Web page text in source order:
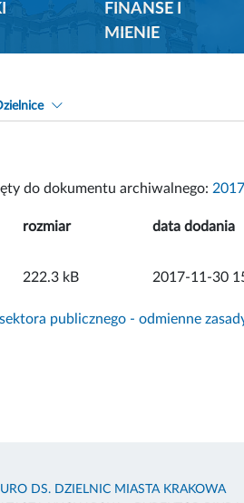
FINANSE I
MIENIE
do dokumentu archiwalnego:
rozmiar data dodania
222.3 kB 2017-11-30
publicznego - odmienne
DS. DZIELNIC MIASTA KRAKOWA